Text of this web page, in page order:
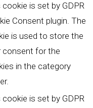
cookie is set by GDPR
Consent plugin. The
is used to store the
consent for the
in the category
cookie is set by GDPR